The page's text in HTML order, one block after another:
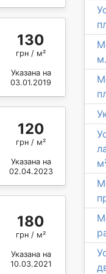
130
грн / м²
Указана на
03.01.2019
120
грн / м²
Указана на
02.04.2023
180
грн / м²
Указана на
10.03.2021